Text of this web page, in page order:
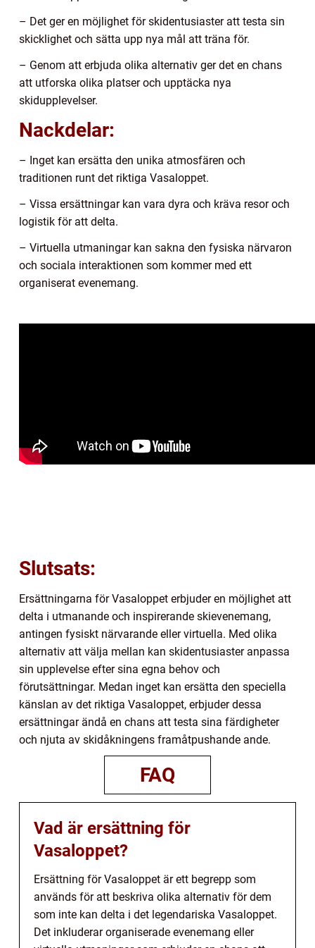
– Det ger en möjlighet för skidentusiaster att testa sin
skicklighet och sätta upp nya mål att träna för.
– Genom att erbjuda olika alternativ ger det en chans
att utforska olika platser och upptäcka nya
skidupplevelser.
Nackdelar:
– Inget kan ersätta den unika atmosfären och
traditionen runt det riktiga Vasaloppet.
– Vissa ersättningar kan vara dyra och kräva resor och
logistik för att delta.
– Virtuella utmaningar kan sakna den fysiska närvaron
och sociala interaktionen som kommer med ett
organiserat evenemang.
Slutsats:
Ersättningarna för Vasaloppet erbjuder en möjlighet att
delta i utmanande och inspirerande skievenemang,
antingen fysiskt närvarande eller virtuella. Med olika
alternativ att välja mellan kan skidentusiaster anpassa
sin upplevelse efter sina egna behov och
förutsättningar. Medan inget kan ersätta den speciella
känslan av det riktiga Vasaloppet, erbjuder dessa
ersättningar ändå en chans att testa sina färdigheter
och njuta av skidåkningens framåtpushande ande.
FAQ
Vad är ersättning för
Vasaloppet?
Ersättning för Vasaloppet är ett begrepp som
används för att beskriva olika alternativ för dem
som inte kan delta i det legendariska Vasaloppet.
Det inkluderar organiserade evenemang eller